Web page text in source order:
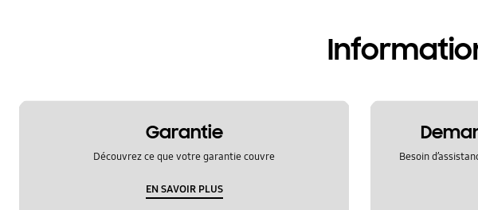
Garantie
Découvrez ce que votre garantie couvre
EN SAVOIR PLUS
Besoin